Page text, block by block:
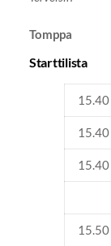
Tomppa
Starttilista
15.40
15.40
15.40
15.50